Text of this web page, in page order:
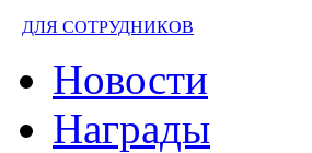
ДЛЯ СОТРУДНИКОВ
Новости
Награды